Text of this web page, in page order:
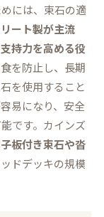
には、束石の適
ート製が主流
持力を高める役
を防止し、長期
を使用すること
易になり、安全
です。カインズ
板付き束石や沓
ドデッキの規模